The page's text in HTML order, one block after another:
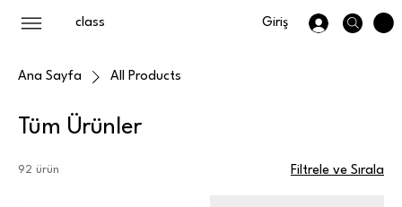
class Giriş
Ana Sayfa All Products
Tüm Ürünler
92 ürün Filtrele ve Sırala